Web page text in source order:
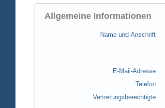
Allgemeine Informationen
Name und Anschrift
E-Mail-Adresse
Telefon
Vertretungsberechtigte